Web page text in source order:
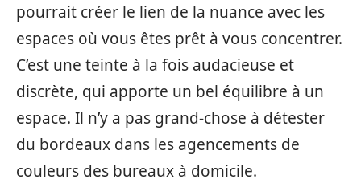
pourrait créer le lien de la nuance avec les
espaces où vous êtes prêt à vous concentrer.
C’est une teinte à la fois audacieuse et
discrète, qui apporte un bel équilibre à un
espace. Il n’y a pas grand-chose à détester
du bordeaux dans les agencements de
couleurs des bureaux à domicile.